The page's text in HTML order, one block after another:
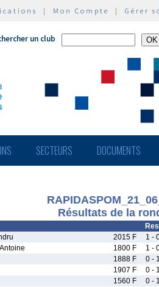
| Mon Compte | Gérer
un club
SECTEURS DOCUMENTS
Résultats de la
2015 F 1 -
1800 F 1 -
1888 F 0 - 1
1907 F 0 - 1
1560 F 0 - 1